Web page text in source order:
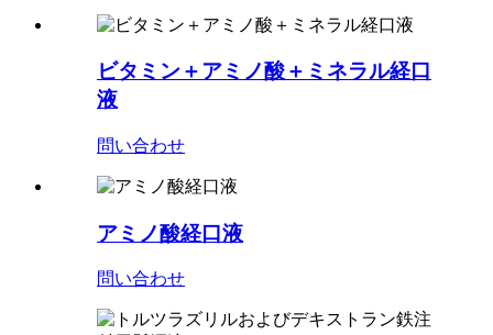
ビタミン＋アミノ酸＋ミネラル経口
液
問い合わせ
アミノ酸経口液
問い合わせ